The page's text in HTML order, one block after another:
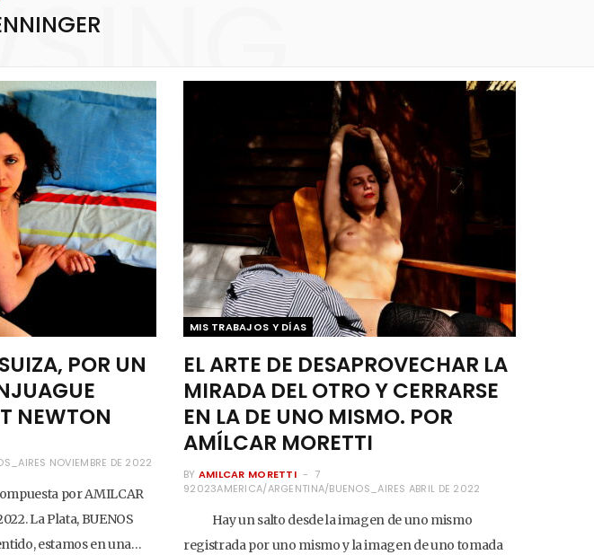
POR UN
NEWTON
NOVIEMBRE DE 2022
por AMILCAR
La Plata, BUENOS
estamos en una…
MIS TRABAJOS Y DÍAS
EL ARTE DE DESAPROVECHAR LA
MIRADA DEL OTRO Y CERRARSE
EN LA DE UNO MISMO. POR
AMÍLCAR MORETTI
BY AMILCAR MORETTI
7
92023AMERICA/ARGENTINA/BUENOS_AIRES ABRIL DE 2022
Hay un salto desde la imagen de uno mismo
registrada por uno mismo y la imagen de uno tomada